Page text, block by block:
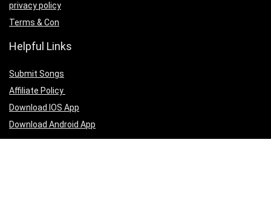
privacy policy
Terms & Con
Helpful Links
Submit Songs
Affiliate Policy
Download IOS App
Download Android App